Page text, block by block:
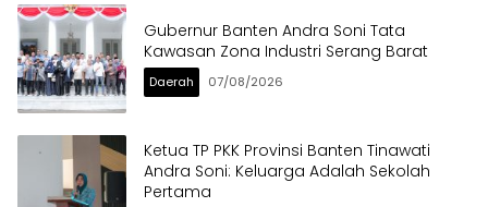
Gubernur Banten Andra Soni Tata
Kawasan Zona Industri Serang Barat
Daerah 07/08/2026
Ketua TP PKK Provinsi Banten Tinawati
Andra Soni: Keluarga Adalah Sekolah
Pertama